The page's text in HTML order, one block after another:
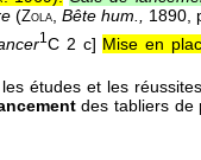
(Zola, Bête hum., 1890,
1 C 2 c] Mise en
études et les
des tabliers de